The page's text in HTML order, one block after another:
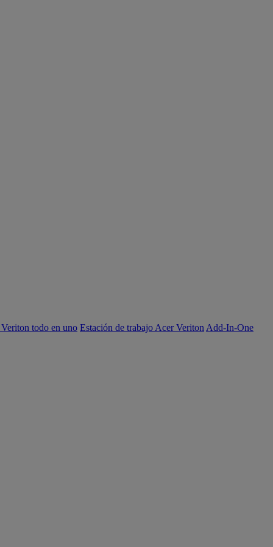
todo en uno Estación de trabajo Acer Veriton Add-In-One